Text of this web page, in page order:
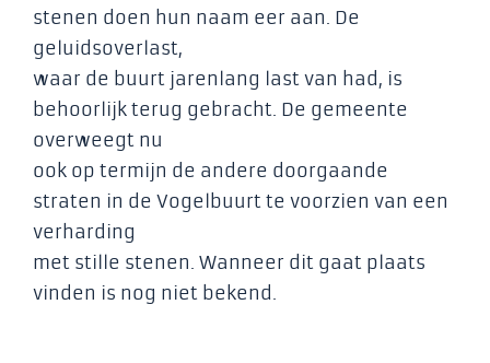
stenen doen hun naam eer aan. De
geluidsoverlast,
waar de buurt jarenlang last van had, is
behoorlijk terug gebracht. De gemeente
overweegt nu
ook op termijn de andere doorgaande
straten in de Vogelbuurt te voorzien van een
verharding
met stille stenen. Wanneer dit gaat plaats
vinden is nog niet bekend.